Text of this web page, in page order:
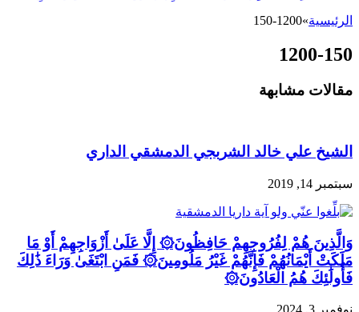
الرئيسية»
1200-150
1200-150
مقالات مشابهة
الشيخ علي خالد الشربجي الدمشقي الداري
سبتمبر 14, 2019
وَالَّذِينَ هُمْ لِفُرُوجِهِمْ حَافِظُونَ۞ إِلَّا عَلَىٰ أَزْوَاجِهِمْ أَوْ مَا
مَلَكَتْ أَيْمَانُهُمْ فَإِنَّهُمْ غَيْرُ مَلُومِينَ۞ فَمَنِ ابْتَغَىٰ وَرَاءَ ذَٰلِكَ
فَأُولَٰئِكَ هُمُ الْعَادُونَ۞